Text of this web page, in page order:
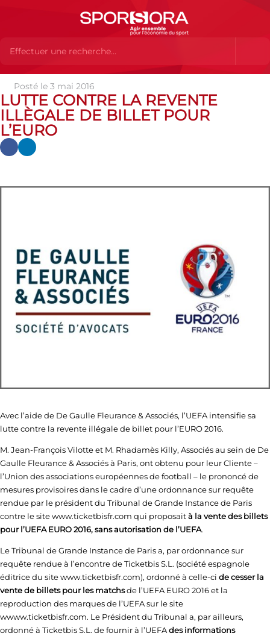
Actualités Actualités
contre la revente illègale de billet pour l’Euro
Posté le 3 mai 2016
LUTTE CONTRE LA REVENTE
ILLÈGALE DE BILLET POUR
L’EURO
Avec l’aide de De Gaulle Fleurance & Associés, l’UEFA intensifie sa
lutte contre la revente illégale de billet pour l’EURO 2016.
M. Jean-François Vilotte et M. Rhadamès Killy, Associés au sein de De
Gaulle Fleurance & Associés à Paris, ont obtenu pour leur Cliente –
l’Union des associations européennes de football – le prononcé de
mesures provisoires dans le cadre d’une ordonnance sur requête
rendue par le président du Tribunal de Grande Instance de Paris
contre le site www.ticketbisfr.com qui proposaità la vente des billets
pour l’UEFA EURO 2016, sans autorisation de l’UEFA.
Le Tribunal de Grande Instance de Paris a, par ordonnance sur
requête rendue à l’encontre de Ticketbis S.L. (société espagnole
éditrice du site www.ticketbisfr.com), ordonné à celle-ci de cesser la
vente de billets pour les matchsde l’UEFA EURO 2016 et la
reproduction des marques de l’UEFA sur le site
wwww.ticketbisfr.com. Le Président du Tribunal a, par ailleurs,
ordonné à Ticketbis S.L. de fournir à l’UEFAdes informations